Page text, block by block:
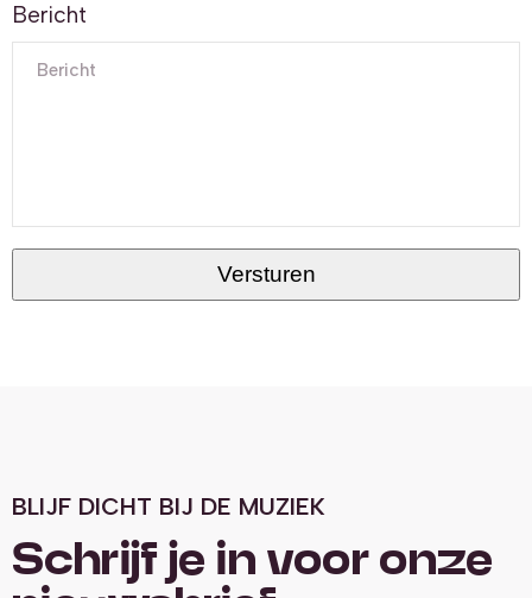
Bericht
BLIJF DICHT BIJ DE MUZIEK
Schrijf je in voor onze